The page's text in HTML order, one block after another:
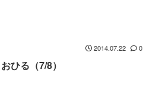
2014.07.22 0
おひる（7/8）